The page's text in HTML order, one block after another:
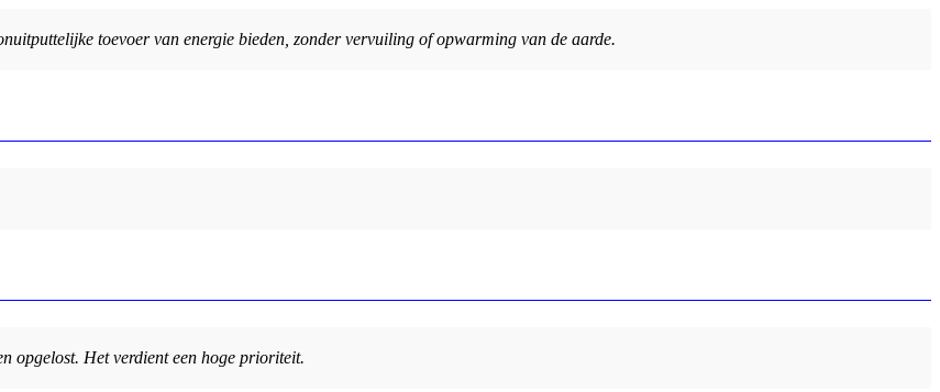
toevoer van energie bieden, zonder vervuiling of opwarming van de aarde.
opgelost. Het verdient een hoge prioriteit.